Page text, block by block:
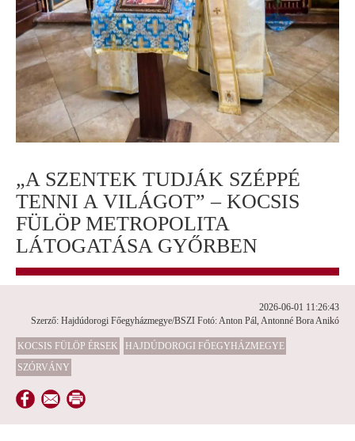
„A SZENTEK TUDJÁK SZÉPPÉ
TENNI A VILÁGOT” – KOCSIS
FÜLÖP METROPOLITA
LÁTOGATÁSA GYŐRBEN
2026-06-01 11:26:43
Szerző: Hajdúdorogi Főegyházmegye/BSZI Fotó: Anton Pál, Antonné Bora Anikó
KOCSIS FÜLÖP ÉRSEK
HAJDÚDOROGI FŐEGYHÁZMEGYE
SZÓRVÁNY